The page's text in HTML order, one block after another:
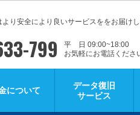
り安全により良いサービスををお届け
799
平 日 09:00~18:00
お気軽にお電話くださ
について
データ復旧
サービス